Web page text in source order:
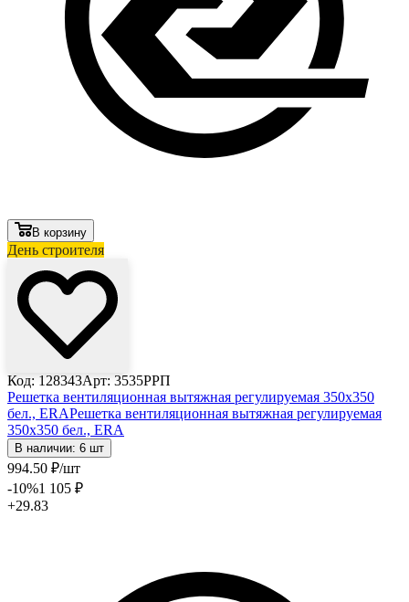
В корзину
День строителя
Код: 128343Арт: 3535РРП
Решетка вентиляционная вытяжная регулируемая 350х350
бел., ERAРешетка вентиляционная вытяжная регулируемая
350х350 бел., ERA
В наличии: 6 шт
994.50 ₽/шт
-10%1 105 ₽
+29.83